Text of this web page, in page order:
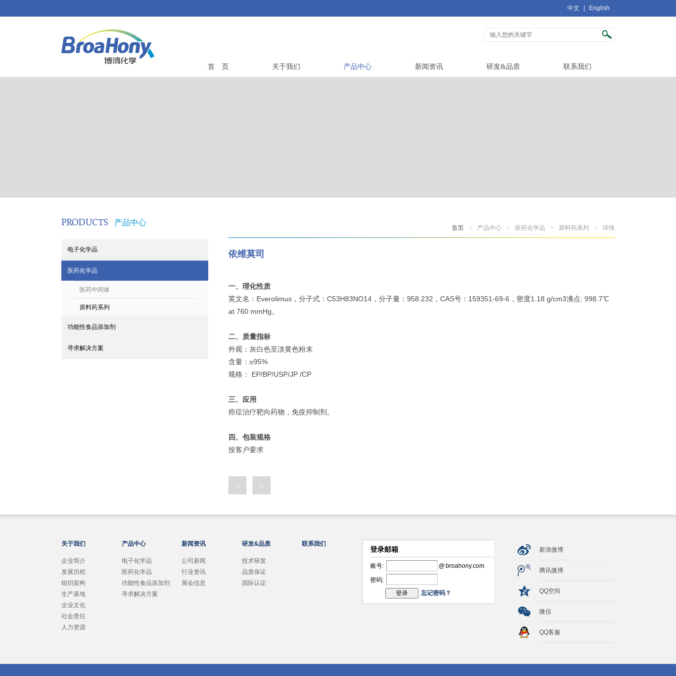
中文 English
首 页 关于我们 产品中心 新闻资讯 研发&品质 联系我们
PRODUCTS 产品中心
电子化学品
医药化学品
医药中间体
原料药系列
功能性食品添加剂
寻求解决方案
首页 > 产品中心 > 医药化学品 > 原料药系列 > 详情
依维莫司
一、理化性质
英文名：Everolimus，分子式：C53H83NO14，分子量：958.232，CAS号：159351-69-6，密度1.18 g/cm3沸点: 998.7℃
at 760 mmHg。
二、质量指标
外观：灰白色至淡黄色粉末
含量：≥95%
规格： EP/BP/USP/JP /CP
三、应用
癌症治疗靶向药物，免疫抑制剂。
四、包装规格
按客户要求
< >
关于我们
企业简介
发展历程
组织架构
生产基地
企业文化
社会责任
人力资源
产品中心
电子化学品
医药化学品
功能性食品添加剂
寻求解决方案
新闻资讯
公司新闻
行业资讯
展会信息
研发&品质
技术研发
品质保证
国际认证
联系我们
登录邮箱
账号: @ broahony.com
密码:
忘记密码？
新浪微博
腾讯微博
QQ空间
微信
QQ客服